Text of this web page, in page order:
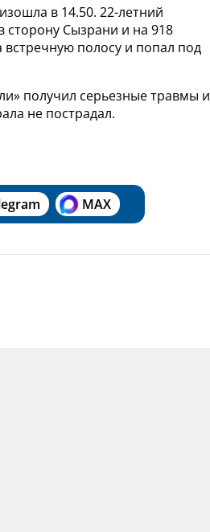
в 14.50. 22-летний
сторону Сызрани и на 918
полосу и попал под
получил серьезные травмы и
не пострадал.
MAX